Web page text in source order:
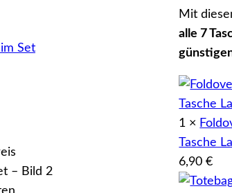
Mit
alle 7
1 ×
Tasche
6,90€